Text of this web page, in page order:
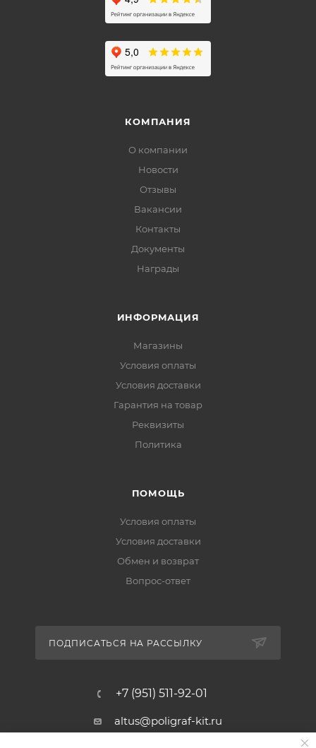
КОМПАНИЯ
О компании
Новости
Отзывы
Вакансии
Контакты
Документы
Награды
ИНФОРМАЦИЯ
Магазины
Условия оплаты
Условия доставки
Гарантия на товар
Реквизиты
Политика
ПОМОЩЬ
Условия оплаты
Условия доставки
Обмен и возврат
Вопрос-ответ
ПОДПИСАТЬСЯ НА РАССЫЛКУ
+7 (951) 511-92-01
altus@poligraf-kit.ru